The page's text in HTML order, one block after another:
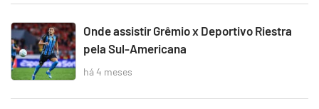
Onde assistir Grêmio x Deportivo Riestra
pela Sul-Americana
há 4 meses